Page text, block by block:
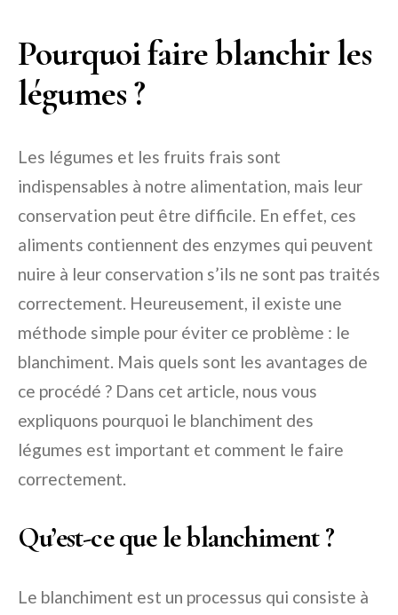
Pourquoi faire blanchir les
légumes ?
Les légumes et les fruits frais sont
indispensables à notre alimentation, mais leur
conservation peut être difficile. En effet, ces
aliments contiennent des enzymes qui peuvent
nuire à leur conservation s’ils ne sont pas traités
correctement. Heureusement, il existe une
méthode simple pour éviter ce problème : le
blanchiment. Mais quels sont les avantages de
ce procédé ? Dans cet article, nous vous
expliquons pourquoi le blanchiment des
légumes est important et comment le faire
correctement.
Qu’est-ce que le blanchiment ?
Le blanchiment est un processus qui consiste à